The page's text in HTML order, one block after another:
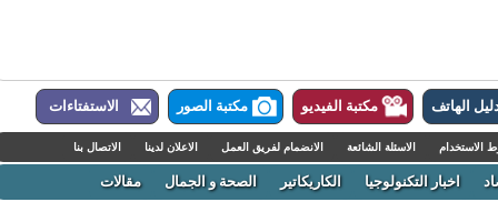
الهاتف مكتبة الفيديو مكتبة الصور الاستفتاءات
الاسئلة الشائعة الانضمام لفريق العمل الاعلان لدينا الاتصال بنا
اخبار التكنولوجيا الكاريكاتير الصحة و الجمال مقالات